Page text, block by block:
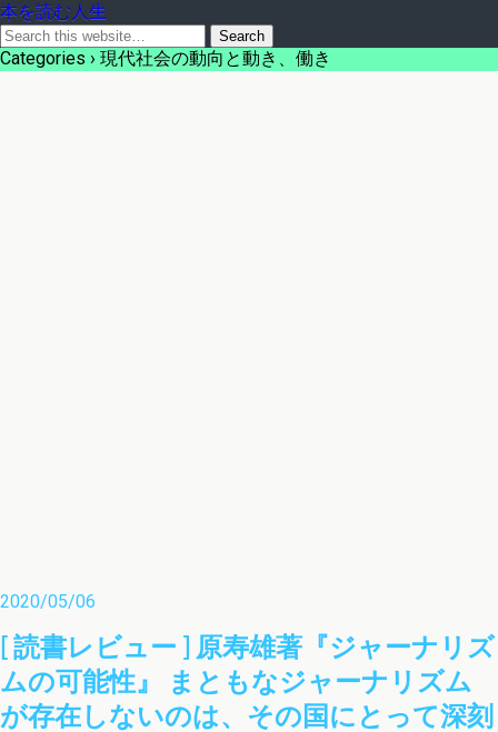
本を読む人生
Categories › 現代社会の動向と動き、働き
2020/05/06
[ 読書レビュー ] 原寿雄著『ジャーナリズ
ムの可能性』 まともなジャーナリズム
が存在しないのは、その国にとって深刻